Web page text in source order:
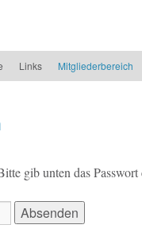
Links Mitgliederbereich
gib unten das